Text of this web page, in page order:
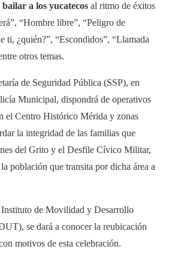
a los yucatecos al ritmo de éxitos
“Hombre libre”, “Peligro de
ti, ¿quién?”, “Escondidos”, “Llamada
otros temas.
de Seguridad Pública (SSP), en
Municipal, dispondrá de operativos
el Centro Histórico Mérida y zonas
la integridad de las familias que
del Grito y el Desfile Cívico Militar,
población que transita por dicha área a
de Movilidad y Desarrollo
se dará a conocer la reubicación
motivos de esta celebración.